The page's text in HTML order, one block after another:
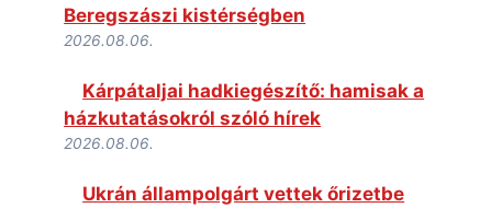
Beregszászi kistérségben
2026.08.06.
Kárpátaljai hadkiegészítő: hamisak a
házkutatásokról szóló hírek
2026.08.06.
Ukrán állampolgárt vettek őrizetbe